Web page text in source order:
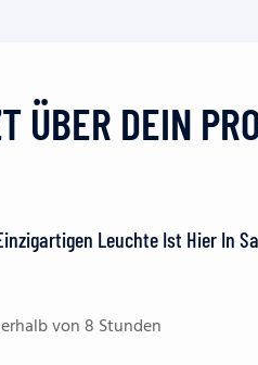
ÜBER DEIN
Leuchte Ist Hier In
von 8 Stunden